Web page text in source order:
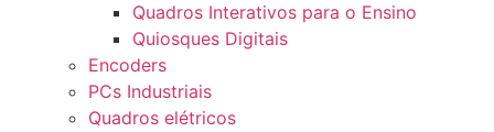
Quadros Interativos para o Ensino
Quiosques Digitais
Encoders
PCs Industriais
Quadros elétricos